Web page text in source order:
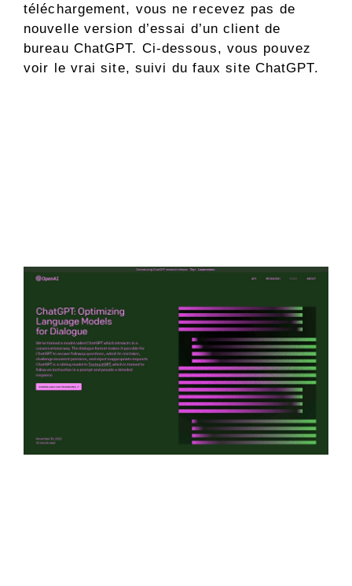
téléchargement, vous ne recevez pas de
nouvelle version d’essai d’un client de
bureau ChatGPT. Ci-dessous, vous pouvez
voir le vrai site, suivi du faux site ChatGPT.